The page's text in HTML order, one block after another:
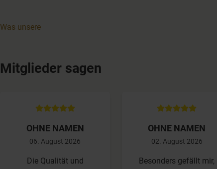
Was unsere
Mitglieder sagen
OHNE NAMEN
06. August 2026
Die Qualität und
OHNE NAMEN
02. August 2026
Besonders gefällt mir,